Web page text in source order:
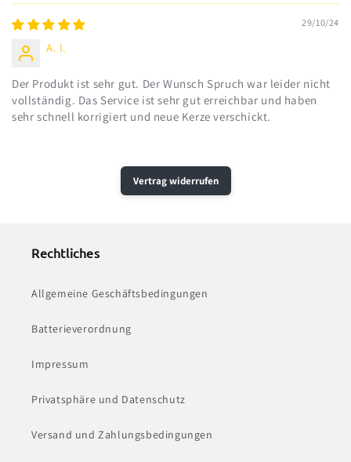
29/10/24
A. I.
Der Produkt ist sehr gut. Der Wunsch Spruch war leider nicht
vollständig. Das Service ist sehr gut erreichbar und haben
sehr schnell korrigiert und neue Kerze verschickt.
Vertrag widerrufen
Rechtliches
Allgemeine Geschäftsbedingungen
Batterieverordnung
Impressum
Privatsphäre und Datenschutz
Versand und Zahlungsbedingungen